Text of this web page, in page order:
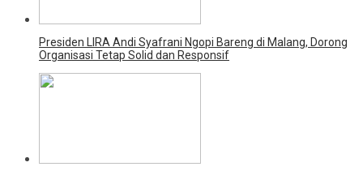
Presiden LIRA Andi Syafrani Ngopi Bareng di Malang, Dorong
Organisasi Tetap Solid dan Responsif